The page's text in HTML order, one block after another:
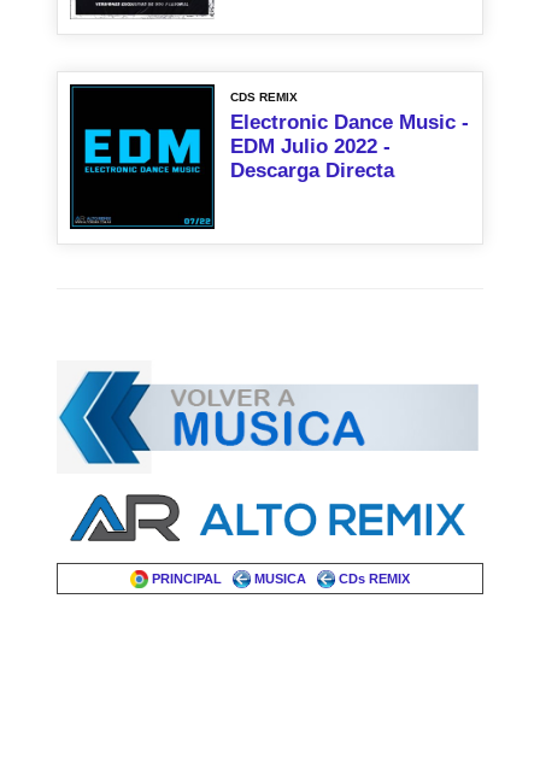
CDS REMIX
Electronic Dance Music -
EDM Julio 2022 -
Descarga Directa
PRINCIPAL MUSICA CDs REMIX